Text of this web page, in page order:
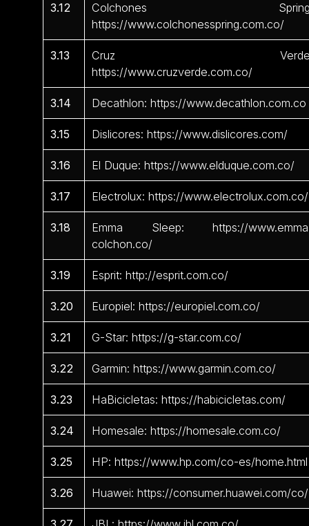
3.12
Colchones
https://www.colchonesspring.com.co/
3.13
Cruz
https://www.cruzverde.com.co/
3.14 Decathlon: https://www.decathlon.com.co
3.15 Dislicores: https://www.dislicores.com/
3.16 El Duque: https://www.elduque.com.co/
3.17 Electrolux: https://www.electrolux.com.co/
3.18
Emma Sleep: https://
colchon.co/
3.19 Esprit: http://esprit.com.co/
3.20 Europiel: https://europiel.com.co/
3.21 G-Star: https://g-star.com.co/
3.22 Garmin: https://www.garmin.com.co/
3.23 HaBicicletas: https://habicicletas.com/
3.24 Homesale: https://homesale.com.co/
3.25 HP: https://www.hp.com/co-es/home.html
3.26 Huawei: https://consumer.huawei.com/co/